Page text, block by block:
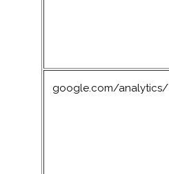
google.com/analytics/